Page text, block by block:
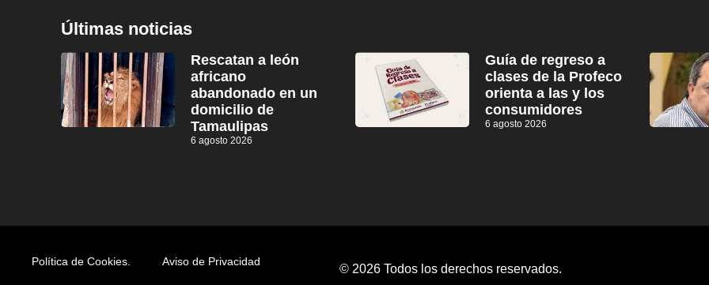
Últimas noticias
Rescatan a león
africano
abandonado en un
domicilio de
Tamaulipas
6 agosto 2026
Guía de regreso a
clases de la Profeco
orienta a las y los
consumidores
6 agosto 2026
Política de Cookies. Aviso de Privacidad
© 2026 Todos los derechos reservados.